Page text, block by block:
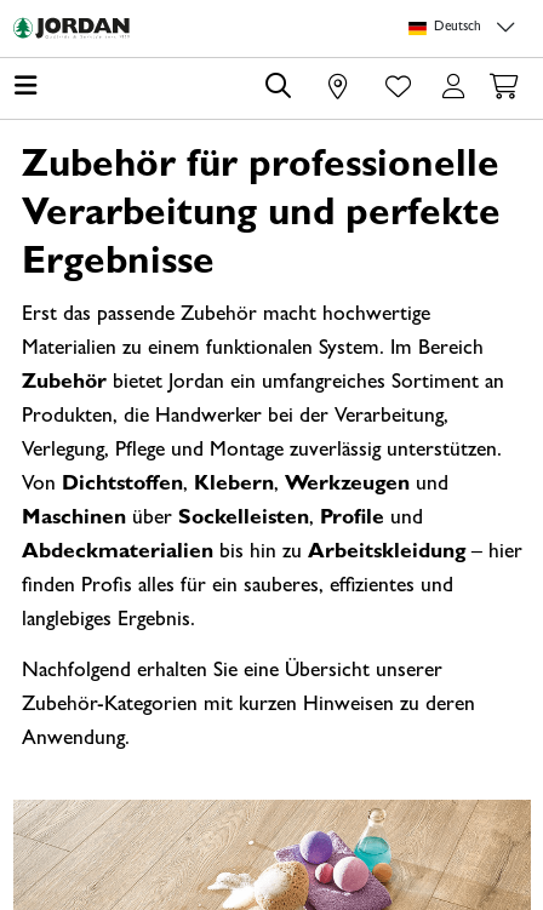
Deutsch
0
Zubehör für professionelle
Verarbeitung und perfekte
Ergebnisse
Erst das passende Zubehör macht hochwertige
Materialien zu einem funktionalen System. Im Bereich
Zubehörbietet Jordan ein umfangreiches Sortiment an
Produkten, die Handwerker bei der Verarbeitung,
Verlegung, Pflege und Montage zuverlässig unterstützen.
Von Dichtstoffen, Klebern, Werkzeugenund
Maschinenüber Sockelleisten, Profile und
Abdeckmaterialienbis hin zu Arbeitskleidung– hier
finden Profis alles für ein sauberes, effizientes und
langlebiges Ergebnis.
Nachfolgend erhalten Sie eine Übersicht unserer
Zubehör-Kategorien mit kurzen Hinweisen zu deren
Anwendung.